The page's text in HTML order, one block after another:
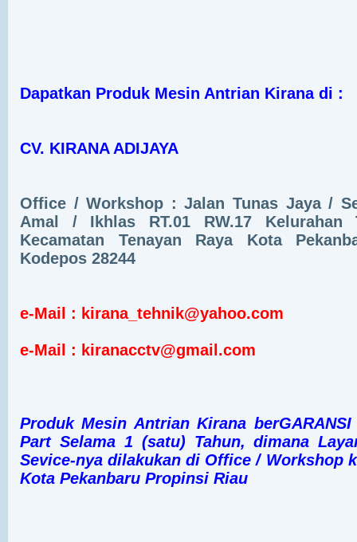
Dapatkan Produk Mesin Antrian Kirana di :
CV. KIRANA ADIJAYA
Office / Workshop : Jalan Tunas Jaya /
Amal / Ikhlas RT.01 RW.17 Kelurahan
Kecamatan Tenayan Raya Kota
Kodepos 28244
e-Mail : kirana_tehnik@yahoo.com
e-Mail : kiranacctv@gmail.com
Produk Mesin Antrian Kirana
Part Selama 1 (satu) Tahun, dimana
Sevice-nya dilakukan di Office / Workshop
Kota Pekanbaru Propinsi Riau